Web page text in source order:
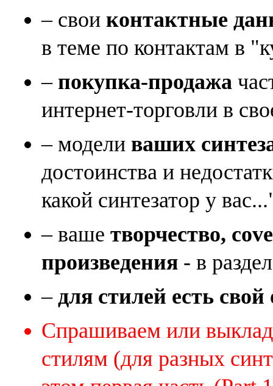
– свои контактные
в теме по контактам в
– покупка-продажа
интернет-торговли в
– модели ваших
достоинства и
какой синтезатор у
– ваше творчество,
произведения - в
–для стилей есть
Спрашиваем или
стилям (для разных